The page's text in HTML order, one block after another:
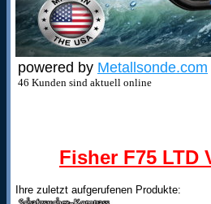
powered by Metallsonde.com
46 Kunden sind aktuell online
Fisher F75
Ihre zuletzt aufgerufenen Produkte: